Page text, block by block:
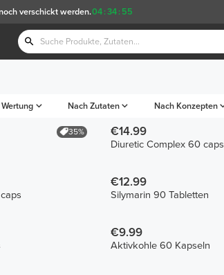
04 :34 : 55
verschickt werden.
Nach Zutaten Nach Konzepten
35% €14.99
Diuretic Complex 60 caps
€12.99
Silymarin 90 Tabletten
€9.99
Aktivkohle 60 Kapseln